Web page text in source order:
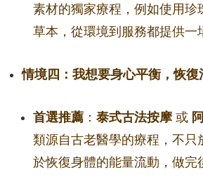
素材的獨家療程，例如使用珍
草本，從環境到服務都提供一
情境四：我想要身心平衡，恢復
首選推薦 ： 泰式古法按摩或
類源自古老醫學的療程，不只
於恢復身體的能量流動，做完